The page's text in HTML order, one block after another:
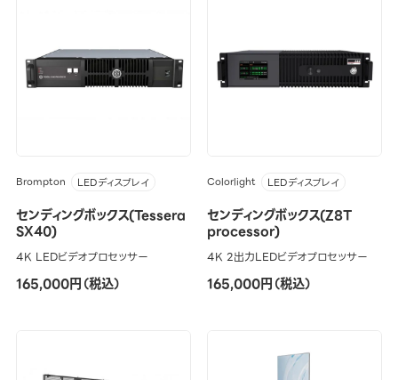
Brompton LEDディスプレイ
センディングボックス(Tessera
SX40)
4K LEDビデオプロセッサー
165,000円（税込）
Colorlight LEDディスプレイ
センディングボックス(Z8T
processor)
4K 2出力LEDビデオプロセッサー
165,000円（税込）